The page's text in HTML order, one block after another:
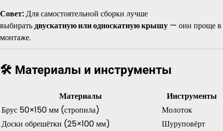
Совет:Для самостоятельной сборки лучше
выбиратьдвускатную или односкатную крышу — они проще в
монтаже.
🛠️ Материалы и инструменты
Материалы
Инструменты
Брус 50×150 мм (стропила)
Молоток
Доски обрешётки (25×100 мм)
Шуруповёрт